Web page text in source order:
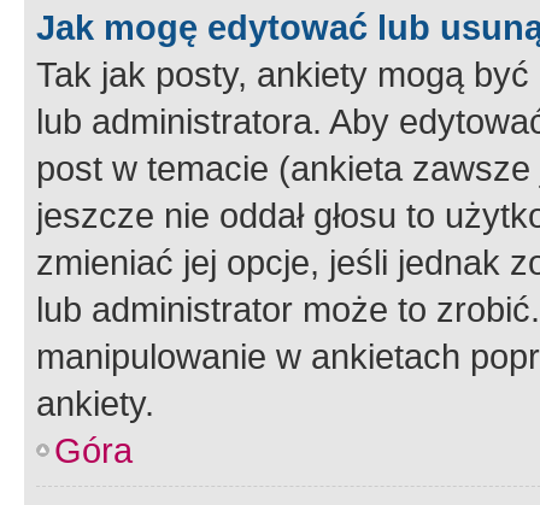
Jak mogę edytować lub
Tak jak posty, ankiety mogą
lub administratora. Aby
post w temacie (ankieta
jeszcze nie oddał głosu to
zmieniać jej opcje, jeśli jednak
lub administrator może to
manipulowanie w ankietach
ankiety.
Góra